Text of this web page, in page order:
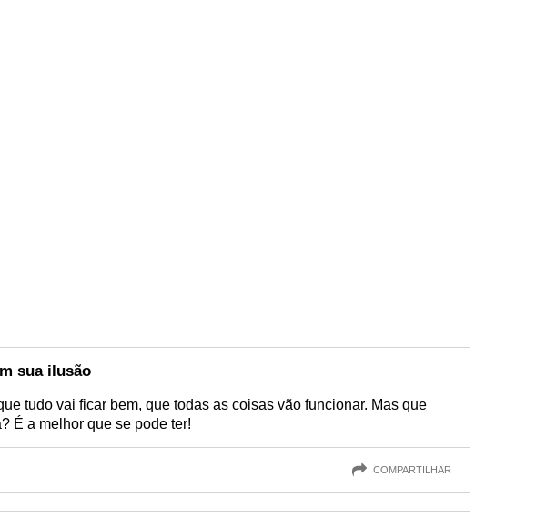
sua ilusão
tudo vai ficar bem, que todas as coisas vão funcionar. Mas que
É a melhor que se pode ter!
COMPARTILHAR